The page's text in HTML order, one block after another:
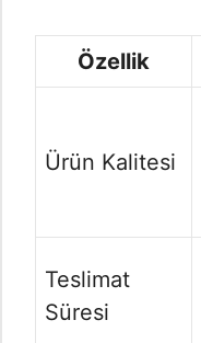
Özellik
Ürün Kalitesi
Teslimat
Süresi